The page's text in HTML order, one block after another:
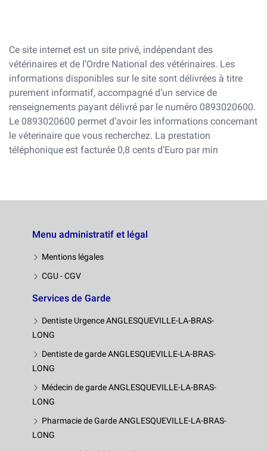
Ce site internet est un site privé, indépendant des
vétérinaires et de l’Ordre National des vétérinaires. Les
informations disponibles sur le site sont délivrées à titre
purement informatif, accompagné d’un service de
renseignements payant délivré par le numéro 0893020600.
Le 0893020600 permet d’avoir les informations concernant
le véterinaire que vous recherchez. La prestation
téléphonique est facturée 0,8 cents d’Euro par min
Menu administratif et légal
Mentions légales
CGU - CGV
Services de Garde
Dentiste Urgence ANGLESQUEVILLE-LA-BRAS-
LONG
Dentiste de garde ANGLESQUEVILLE-LA-BRAS-
LONG
Médecin de garde ANGLESQUEVILLE-LA-BRAS-
LONG
Pharmacie de Garde ANGLESQUEVILLE-LA-BRAS-
LONG